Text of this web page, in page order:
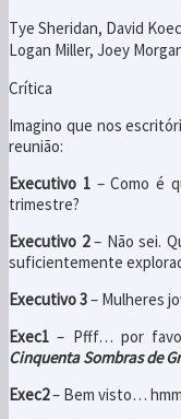
Tye Sheridan, David
Logan Miller, Joey
Crítica
Imagino que nos
reunião:
Executivo 1– Como é
trimestre?
Executivo 2– Não sei.
suficientemente
Executivo 3– Mulheres
Exec1 – Pfff… por
Cinquenta Sombras de
Exec2– Bem visto…